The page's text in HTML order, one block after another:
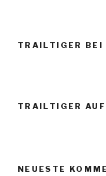
TRAILTIGER BEI
TRAILTIGER
NEUESTE